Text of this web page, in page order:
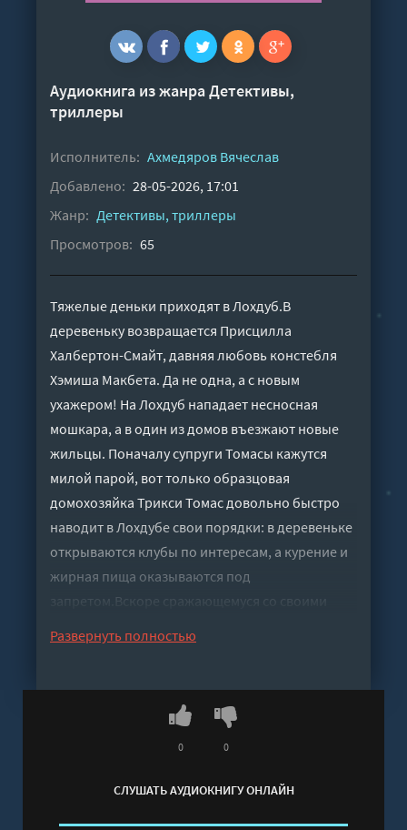
Аудиокнига из жанраДетективы,
триллеры
Исполнитель: Ахмедяров Вячеслав
Добавлено: 28-05-2026, 17:01
Жанр: Детективы, триллеры
Просмотров: 65
Тяжелые деньки приходят в Лохдуб.В
деревеньку возвращается Присцилла
Халбертон-Смайт, давняя любовь констебля
Хэмиша Макбета. Да не одна, а с новым
ухажером! На Лохдуб нападает несносная
мошкара, а в один из домов въезжают новые
жильцы. Поначалу супруги Томасы кажутся
милой парой, вот только образцовая
домохозяйка Трикси Томас довольно быстро
наводит в Лохдубе свои порядки: в деревеньке
открываются клубы по интересам, а курение и
жирная пища оказываются под
запретом.Вскоре сражающемуся со своими
кто-то захотел отравить идеальную женушку…
регистрации - полная версия
Развернуть полностью
СЛУШАТЬ АУДИОКНИГУ ОНЛАЙН
0 0